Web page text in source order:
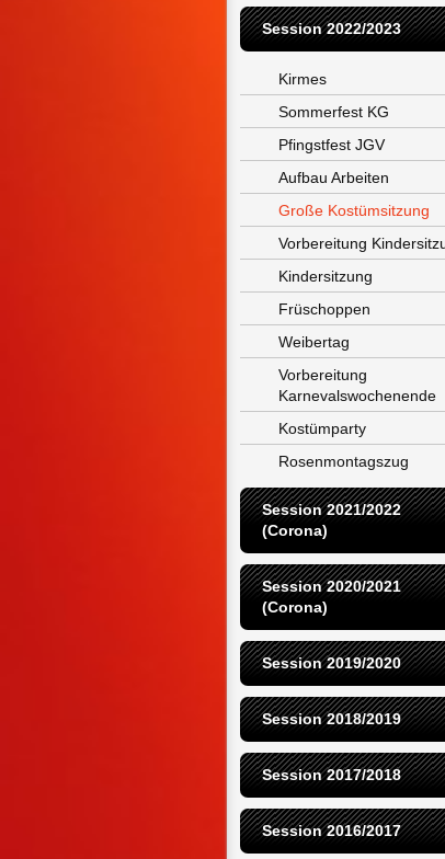
Session 2022/2023
Kirmes
Sommerfest KG
Pfingstfest JGV
Aufbau Arbeiten
Große Kostümsitzung
Vorbereitung
Kindersitzung
Früschoppen
Weibertag
Vorbereitung
Karnevalswochenende
Kostümparty
Rosenmontagszug
Session 2021/2022
(Corona)
Session 2020/2021
(Corona)
Session 2019/2020
Session 2018/2019
Session 2017/2018
Session 2016/2017